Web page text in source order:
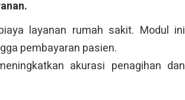
layanan rumah sakit. Modul ini
pembayaran pasien.
akurasi penagihan dan